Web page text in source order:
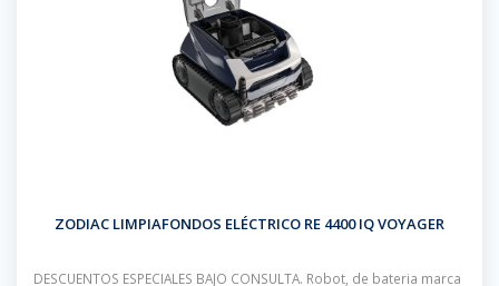
ZODIAC LIMPIAFONDOS ELÉCTRICO RE 4400 IQ VOYAGER
DESCUENTOS ESPECIALES BAJO CONSULTA. Robot, de bateria marca